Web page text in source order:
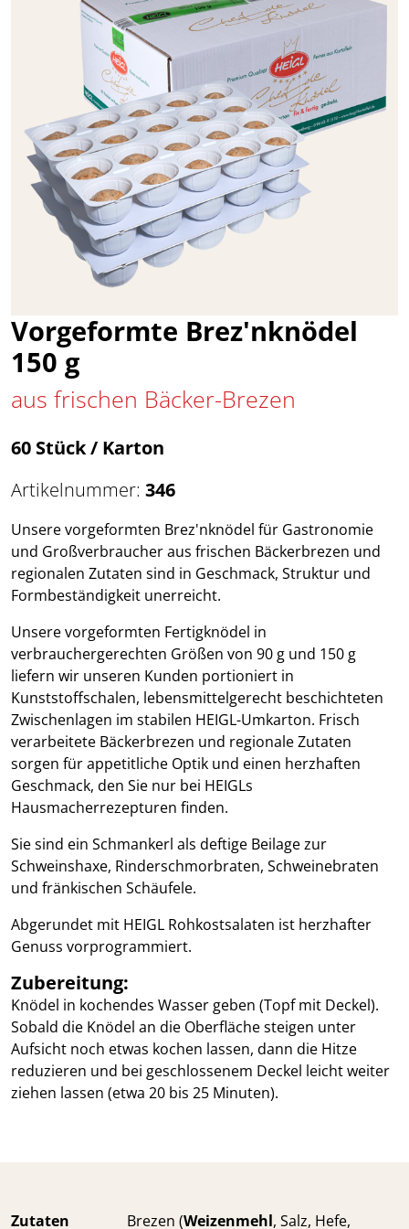
Vorgeformte Brez'nknödel
150 g
aus frischen Bäcker-Brezen
60 Stück / Karton
Artikelnummer: 346
Unsere vorgeformten Brez'nknödel für Gastronomie
und Großverbraucher aus frischen Bäckerbrezen und
regionalen Zutaten sind in Geschmack, Struktur und
Formbeständigkeit unerreicht.
Unsere vorgeformten Fertigknödel in
verbrauchergerechten Größen von 90 g und 150 g
liefern wir unseren Kunden portioniert in
Kunststoffschalen, lebensmittelgerecht beschichteten
Zwischenlagen im stabilen HEIGL-Umkarton. Frisch
verarbeitete Bäckerbrezen und regionale Zutaten
sorgen für appetitliche Optik und einen herzhaften
Geschmack, den Sie nur bei HEIGLs
Hausmacherrezepturen finden.
Sie sind ein Schmankerl als deftige Beilage zur
Schweinshaxe, Rinderschmorbraten, Schweinebraten
und fränkischen Schäufele.
Abgerundet mit HEIGL Rohkostsalaten ist herzhafter
Genuss vorprogrammiert.
Zubereitung:
Knödel in kochendes Wasser geben (Topf mit Deckel).
Sobald die Knödel an die Oberfläche steigen unter
Aufsicht noch etwas kochen lassen, dann die Hitze
reduzieren und bei geschlossenem Deckel leicht weiter
ziehen lassen (etwa 20 bis 25 Minuten).
Zutaten Brezen (Weizenmehl, Salz, Hefe,